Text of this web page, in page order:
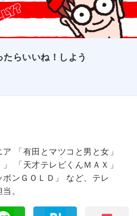
らいいね！しよう
「有田とマツコと男と女」
「天才テレビくんＭＡＸ」
ポンＧＯＬＤ」 など、テレ
。